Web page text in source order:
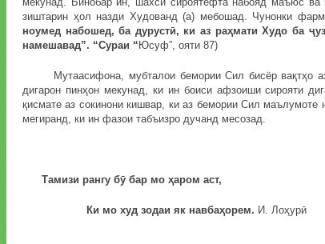
зиштарин ҳол назди Худованд (а) мебошад. Чунонки
ноумед набошед, ба дурустӣ, ки аз раҳмати Худо ба
намешавад”. “Сураи “ Юсуф”, ояти 87)
Мутаасифона, мубталои бемории Сил бисёр вақтҳо аз
дигарон пинҳон мекунад, ки ин боиси афзоиши сирояти
қисмате аз сокинони кишвар, ки аз бемории Сил маълумоте
мегиранд, ки ин фазои табъизро дучанд месозад.
Тамизи рангу бӯ бар мо ҳаром аст,
Ки мо худ зодаи як навбаҳорем. И. Лоҳурӣ